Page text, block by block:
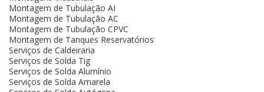
Montagem de Tubulação AI
Montagem de Tubulação AC
Montagem de Tubulação CPVC
Montagem de Tanques Reservatórios
Serviços de Caldeiraria
Serviços de Solda Tig
Serviços de Solda Alumínio
Serviços de Solda Amarela